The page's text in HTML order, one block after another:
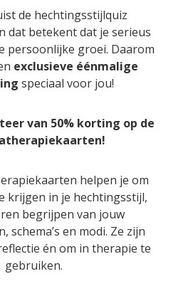
de hechtingsstijlquiz
dat betekent dat je serieus
persoonlijke groei. Daarom
exclusieve éénmalige
speciaal voor jou!
van 50% korting op de
helpen je om
krijgen in je hechtingsstijl,
begrijpen van jouw
schema’s en modi. Ze zijn
én om in therapie te
gebruiken.